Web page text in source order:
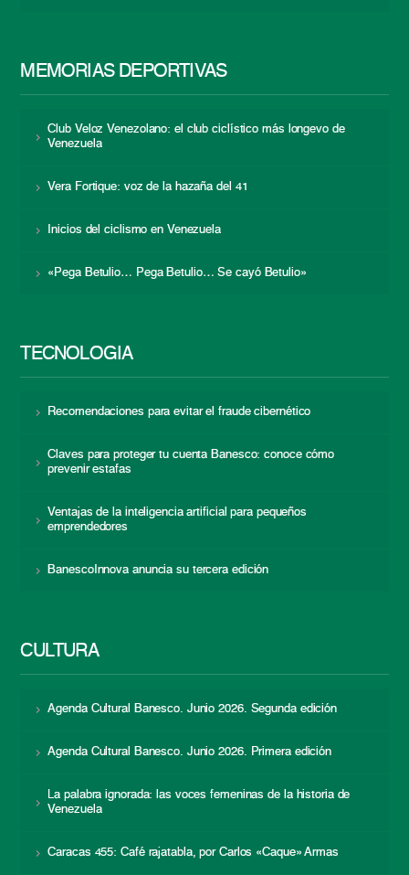
MEMORIAS DEPORTIVAS
Club Veloz Venezolano: el club ciclístico más longevo de
Venezuela
Vera Fortique: voz de la hazaña del 41
Inicios del ciclismo en Venezuela
«Pega Betulio… Pega Betulio… Se cayó Betulio»
TECNOLOGÍA
Recomendaciones para evitar el fraude cibernético
Claves para proteger tu cuenta Banesco: conoce cómo
prevenir estafas
Ventajas de la inteligencia artificial para pequeños
emprendedores
BanescoInnova anuncia su tercera edición
CULTURA
Agenda Cultural Banesco. Junio 2026. Segunda edición
Agenda Cultural Banesco. Junio 2026. Primera edición
La palabra ignorada: las voces femeninas de la historia de
Venezuela
Caracas 455: Café rajatabla, por Carlos «Caque» Armas